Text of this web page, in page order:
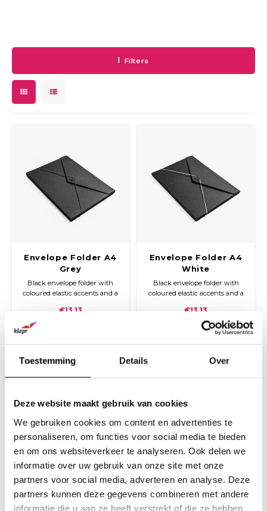
Toestemming Details Over
Deze website maakt gebruik van cookies
We gebruiken cookies om content en advertenties te
personaliseren, om functies voor social media te bieden
en om ons websiteverkeer te analyseren. Ook delen we
informatie over uw gebruik van onze site met onze
partners voor social media, adverteren en analyse. Deze
partners kunnen deze gegevens combineren met andere
informatie die u aan ze heeft verstrekt of die ze hebben
Filters
Envelope Folder A4
Grey
Black envelope folder with
coloured elastic accents and a
€13,13
Envelope Folder A4
White
Black envelope folder with
coloured elastic accents and a
€13,13
Incl. tax)
Envelope Folder A4
Pink
Black envelope A4 folder with
Envelope Folder A4
Yellow